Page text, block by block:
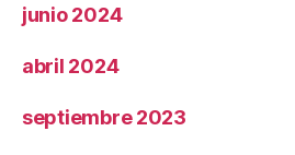
junio 2024
abril 2024
septiembre 2023